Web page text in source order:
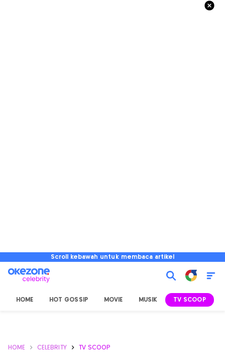
Scroll kebawah untuk membaca artikel
HOME HOT GOSSIP MOVIE MUSIK TV SCOOP
HOME CELEBRITY TV SCOOP